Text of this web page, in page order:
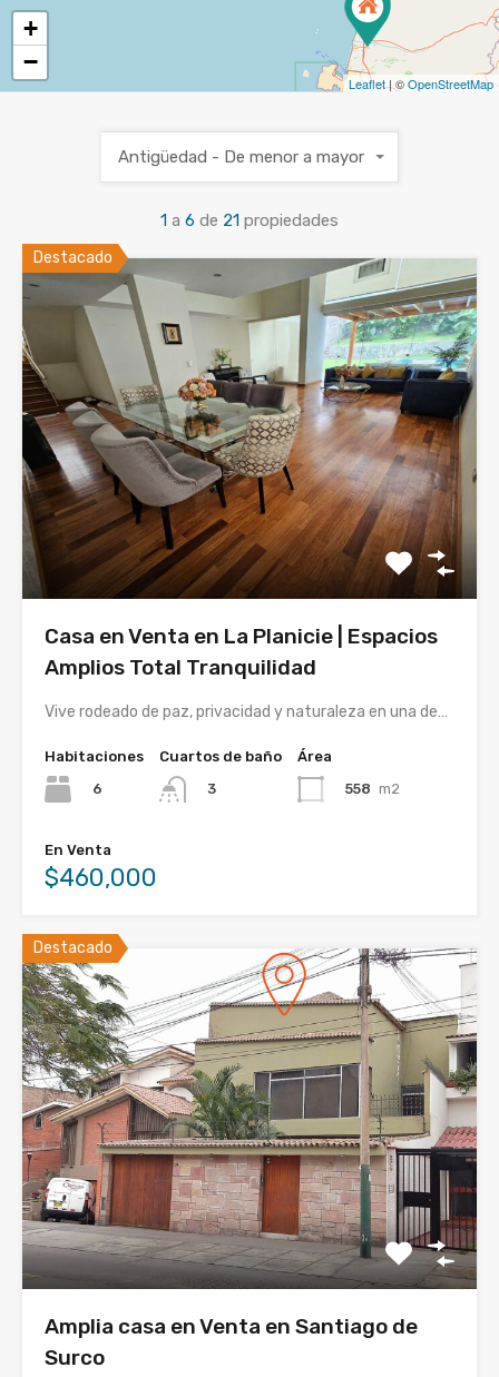
+
−
Leaflet| ©OpenStreetMap
1 a 6 de 21 propiedades
Antigüedad - De menor a mayor
Destacado
Casa en Venta en La Planicie | Espacios
Amplios Total Tranquilidad
Vive rodeado de paz, privacidad y naturaleza en una de…
Habitaciones
6
Cuartos de baño
3
Área
558 m2
En Venta
$460,000
Destacado
Amplia casa en Venta en Santiago de
Surco